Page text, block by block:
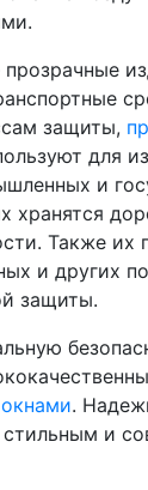
защиты,
для
и
хранятся
Также их
и других
защиты.
.
стильным и